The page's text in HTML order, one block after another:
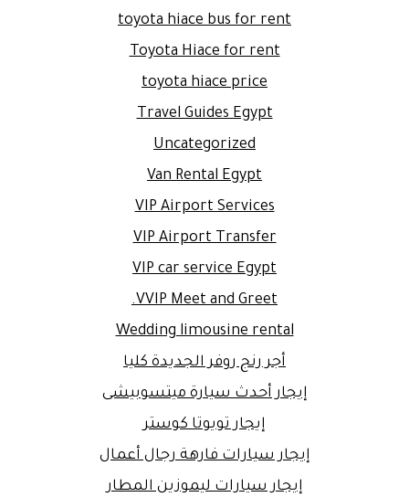
toyota hiace bus for rent
Toyota Hiace for rent
toyota hiace price
Travel Guides Egypt
Uncategorized
Van Rental Egypt
VIP Airport Services
VIP Airport Transfer
VIP car service Egypt
VVIP Meet and Greet.
Wedding limousine rental
أجر رنج روفر الجديدة كليا
إيجار أحدث سيارة ميتسوبيشى
إيجار تويوتا كوستر
إيجار سيارات فارهة رجال أعمال
إيجار سيارات ليموزين المطار